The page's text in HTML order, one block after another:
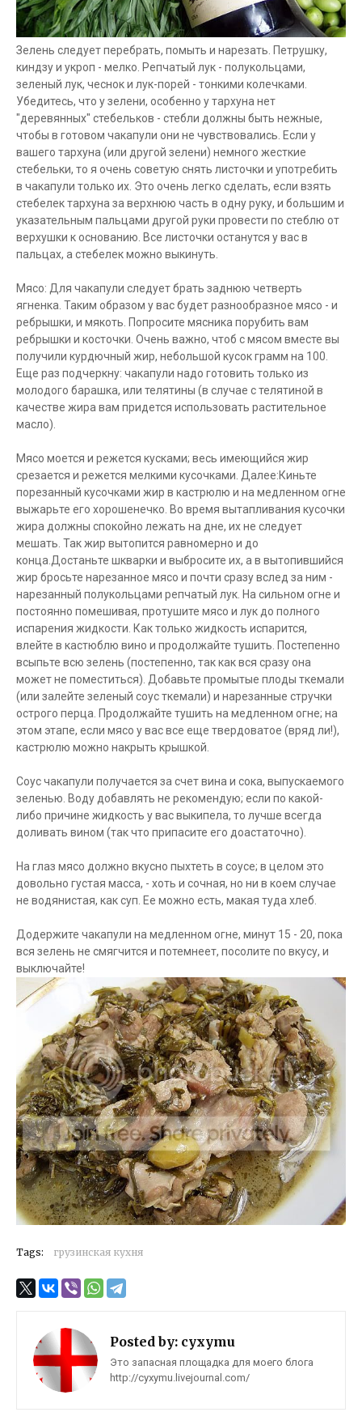
Зелень следует перебрать, помыть и нарезать. Петрушку,
киндзу и укроп - мелко. Репчатый лук - полукольцами,
зеленый лук, чеснок и лук-порей - тонкими колечками.
Убедитесь, что у зелени, особенно у тархуна нет
"деревянных" стебельков - стебли должны быть нежные,
чтобы в готовом чакапули они не чувствовались. Если у
вашего тархуна (или другой зелени) немного жесткие
стебельки, то я очень советую снять листочки и употребить
в чакапули только их. Это очень легко сделать, если взять
стебелек тархуна за верхнюю часть в одну руку, и большим и
указательным пальцами другой руки провести по стеблю от
верхушки к основанию. Все листочки останутся у вас в
пальцах, а стебелек можно выкинуть.
Мясо: Для чакапули следует брать заднюю четверть
ягненка. Таким образом у вас будет разнообразное мясо - и
ребрышки, и мякоть. Попросите мясника порубить вам
ребрышки и косточки. Очень важно, чтоб с мясом вместе вы
получили курдючный жир, небольшой кусок грамм на 100.
Еще раз подчеркну: чакапули надо готовить только из
молодого барашка, или телятины (в случае с телятиной в
качестве жира вам придется использовать растительное
масло).
Мясо моется и режется кусками; весь имеющийся жир
срезается и режется мелкими кусочками. Далее:Киньте
порезанный кусочками жир в кастрюлю и на медленном огне
выжарьте его хорошенечко. Во время вытапливания кусочки
жира должны спокойно лежать на дне, их не следует
мешать. Так жир вытопится равномерно и до
конца.Достаньте шкварки и выбросите их, а в вытопившийся
жир бросьте нарезанное мясо и почти сразу вслед за ним -
нарезанный полукольцами репчатый лук. На сильном огне и
постоянно помешивая, протушите мясо и лук до полного
испарения жидкости. Как только жидкость испарится,
влейте в кастюблю вино и продолжайте тушить. Постепенно
всыпьте всю зелень (постепенно, так как вся сразу она
может не поместиться). Добавьте промытые плоды ткемали
(или залейте зеленый соус ткемали) и нарезанные стручки
острого перца. Продолжайте тушить на медленном огне; на
этом этапе, если мясо у вас все еще твердоватое (вряд ли!),
кастрюлю можно накрыть крышкой.
Соус чакапули получается за счет вина и сока, выпускаемого
зеленью. Воду добавлять не рекомендую; если по какой-
либо причине жидкость у вас выкипела, то лучше всегда
доливать вином (так что припасите его доастаточно).
На глаз мясо должно вкусно пыхтеть в соусе; в целом это
довольно густая масса, - хоть и сочная, но ни в коем случае
не водянистая, как суп. Ее можно есть, макая туда хлеб.
Додержите чакапули на медленном огне, минут 15 - 20, пока
вся зелень не смягчится и потемнеет, посолите по вкусу, и
выключайте!
Tags: грузинская кухня
Posted by: cyxymu
Это запасная площадка для моего блога
http://cyxymu.livejournal.com/